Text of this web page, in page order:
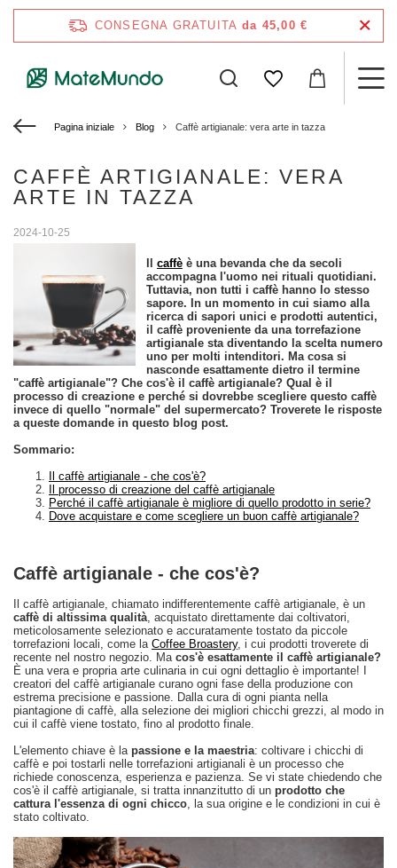
CONSEGNA GRATUITA da 45,00 €
Pagina iniziale Blog Caffè artigianale: vera arte in tazza
CAFFÈ ARTIGIANALE: VERA
ARTE IN TAZZA
2024-10-25
caffèè una bevanda che da secoli
accompagna l'uomo nei rituali quotidiani.
Tuttavia, non tutti i caffè hanno lo stesso
sapore. In un momento in cui siamo alla
ricerca di sapori unici e prodotti autentici,
il caffè proveniente da una torrefazione
artigianale sta diventando la scelta numero
uno per molti intenditori. Ma cosa si
nasconde esattamente dietro il termine
"caffè artigianale"? Che cos'è il caffè artigianale? Qual è il
processo di creazione e perché si dovrebbe scegliere questo caffè
invece di quello "normale" del supermercato? Troverete le risposte
a queste domande in questo blog post.
Sommario:
Il caffè artigianale - che cos'è?
Il processo di creazione del caffè artigianale
Perché il caffè artigianale è migliore di quello prodotto in serie?
Dove acquistare e come scegliere un buon caffè artigianale?
Caffè artigianale - che cos'è?
Il caffè artigianale, chiamato indifferentemente caffè artigianale, è un
caffè di altissima qualità, acquistato direttamente dai coltivatori,
meticolosamente selezionato e accuratamente tostato da piccole
torrefazioni locali, come la Coffee Broastery, i cui prodotti troverete di
recente nel nostro negozio. Ma cos'è esattamente il caffè artigianale?
È una vera e propria arte culinaria in cui ogni dettaglio è importante! I
creatori del caffè artigianale curano ogni fase della produzione con
estrema precisione e passione. Dalla cura di ogni pianta nella
piantagione di caffè, alla selezione dei migliori chicchi grezzi, al modo in
cui il caffè viene tostato, fino al prodotto finale.
L'elemento chiave è la passione e la maestria: coltivare i chicchi di
caffè e poi tostarli nelle torrefazioni artigianali è un processo che
richiede conoscenza, esperienza e pazienza. Se vi state chiedendo che
cos'è il caffè artigianale, si tratta innanzitutto di un prodotto che
cattura l'essenza di ogni chicco, la sua origine e le condizioni in cui è
stato coltivato.